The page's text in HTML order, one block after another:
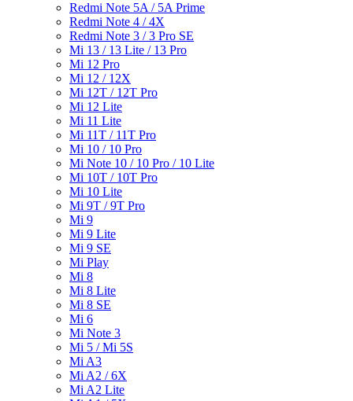
Redmi Note 5A / 5A Prime
Redmi Note 4 / 4X
Redmi Note 3 / 3 Pro SE
Mi 13 / 13 Lite / 13 Pro
Mi 12 Pro
Mi 12 / 12X
Mi 12T / 12T Pro
Mi 12 Lite
Mi 11 Lite
Mi 11T / 11T Pro
Mi 10 / 10 Pro
Mi Note 10 / 10 Pro / 10 Lite
Mi 10T / 10T Pro
Mi 10 Lite
Mi 9T / 9T Pro
Mi 9
Mi 9 Lite
Mi 9 SE
Mi Play
Mi 8
Mi 8 Lite
Mi 8 SE
Mi 6
Mi Note 3
Mi 5 / Mi 5S
Mi A3
Mi A2 / 6X
Mi A2 Lite